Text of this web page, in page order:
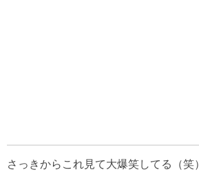
さっきからこれ見て大爆笑してる（笑）